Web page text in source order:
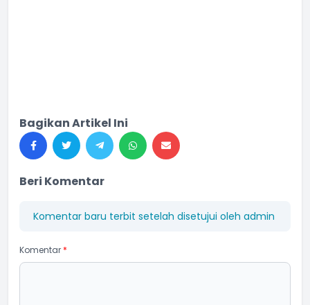
Bagikan Artikel Ini
Beri Komentar
Komentar baru terbit setelah disetujui oleh admin
Komentar *